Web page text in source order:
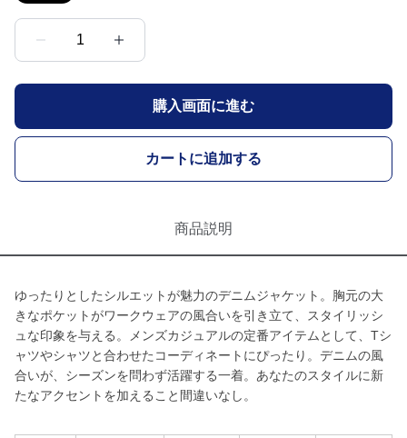
1
購入画面に進む
カートに追加する
商品説明
ゆったりとしたシルエットが魅力のデニムジャケット。胸元の大
きなポケットがワークウェアの風合いを引き立て、スタイリッシ
ュな印象を与える。メンズカジュアルの定番アイテムとして、Tシ
ャツやシャツと合わせたコーディネートにぴったり。デニムの風
合いが、シーズンを問わず活躍する一着。あなたのスタイルに新
たなアクセントを加えること間違いなし。